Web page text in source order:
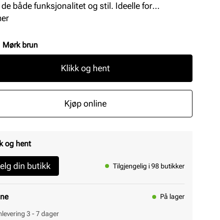
både funksjonalitet og stil. Ideelle for
disse lissene kombinerer kvalitet med
Mørk brun
Klikk og hent
Kjøp online
og hent
din butikk Tilgjengelig i 98 butikker
På lager
3 - 7 dager